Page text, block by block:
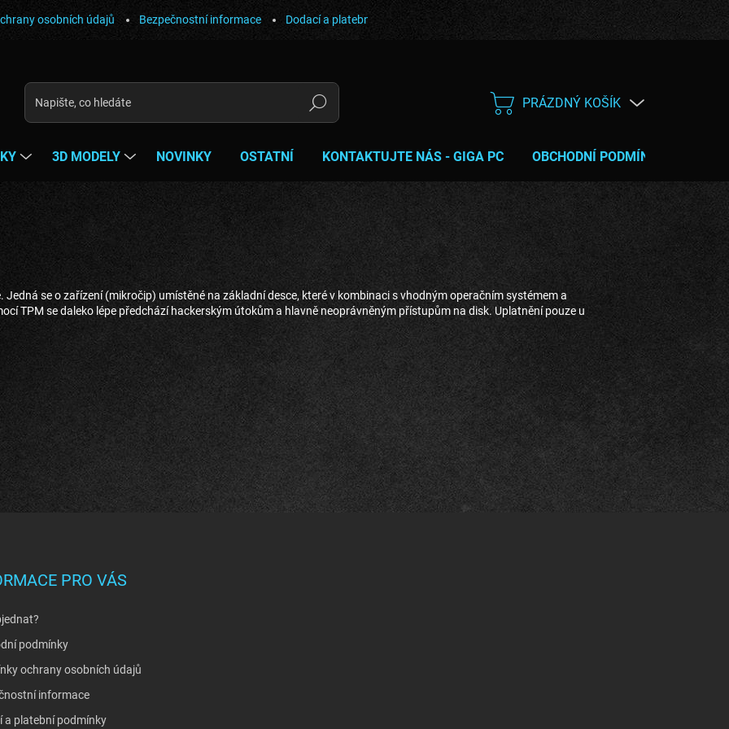
osobních údajů Bezpečnostní informace Dodací a platební podmínky Poučení o právu na odstoupení od smlouvy Servis
Hledat
NÁKUPNÍ
PRÁZDNÝ KOŠÍK
3D MODELY NOVINKY OSTATNÍ KONTAKTUJTE NÁS - GIGA PC OBCHODNÍ PODMÍNKY
se o zařízení (mikročip) umístěné na základní desce, které v kombinaci s vhodným operačním systémem a
TPM se daleko lépe předchází hackerským útokům a hlavně neoprávněným přístupům na disk. Uplatnění pouze u
PRO VÁS
podmínky
ochrany osobních údajů
informace
a platební podmínky